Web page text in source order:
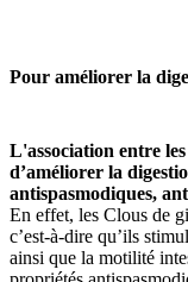
Pour améliorer la
L'association entre
d’améliorer la
antispasmodiques,
En effet, les Clous de
c’est-à-dire qu’ils
ainsi que la motilité